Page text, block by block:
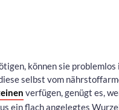
können sie
selbst vom
verfügen, genügt es,
ein flach angelegtes